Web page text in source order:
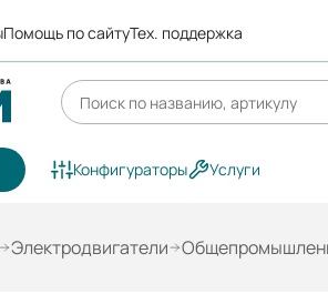
Помощь по сайтуТех. поддержка
Конфигураторы Услуги
Электродвигатели